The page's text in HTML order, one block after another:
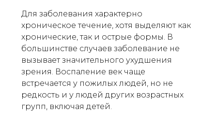
Для заболевания характерно
хроническое течение, хотя выделяют как
хронические, так и острые формы. В
большинстве случаев заболевание не
вызывает значительного ухудшения
зрения. Воспаление век чаще
встречается у пожилых людей, но не
редкость и у людей других возрастных
групп, включая детей.